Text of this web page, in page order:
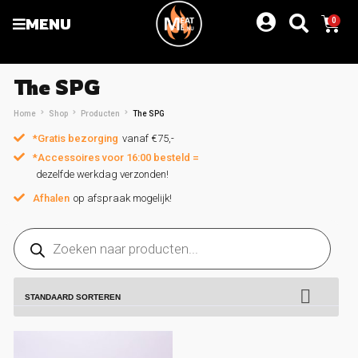
MENU 0
The SPG
Home Shop Producten The SPG
*Gratis bezorging vanaf €75,-
*Accessoires voor 16:00 besteld =
dezelfde werkdag verzonden!
Afhalen op afspraak mogelijk!